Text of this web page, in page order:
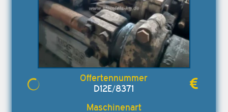
D12E/8371